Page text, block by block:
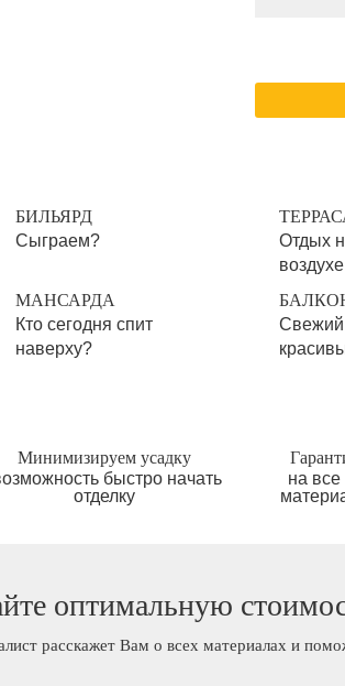
БИЛЬЯРД
Сыграем?
Отдых
воздухе
МАНСАРДА
Кто сегодня спит
наверху?
Свежий
Минимизируем усадку
быстро начать
отделку
на
оптимальную
расскажет Вам о всех материалах и